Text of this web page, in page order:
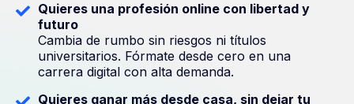
Quieres una profesión online con libertad y
futuro
Cambia de rumbo sin riesgos ni títulos
universitarios. Fórmate desde cero en una
carrera digital con alta demanda.
Quieres ganar más desde casa, sin dejar tu